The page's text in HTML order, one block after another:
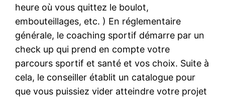
heure où vous quittez le boulot,
embouteillages, etc. ) En réglementaire
générale, le coaching sportif démarre par un
check up qui prend en compte votre
parcours sportif et santé et vos choix. Suite à
cela, le conseiller établit un catalogue pour
que vous puissiez vider atteindre votre projet